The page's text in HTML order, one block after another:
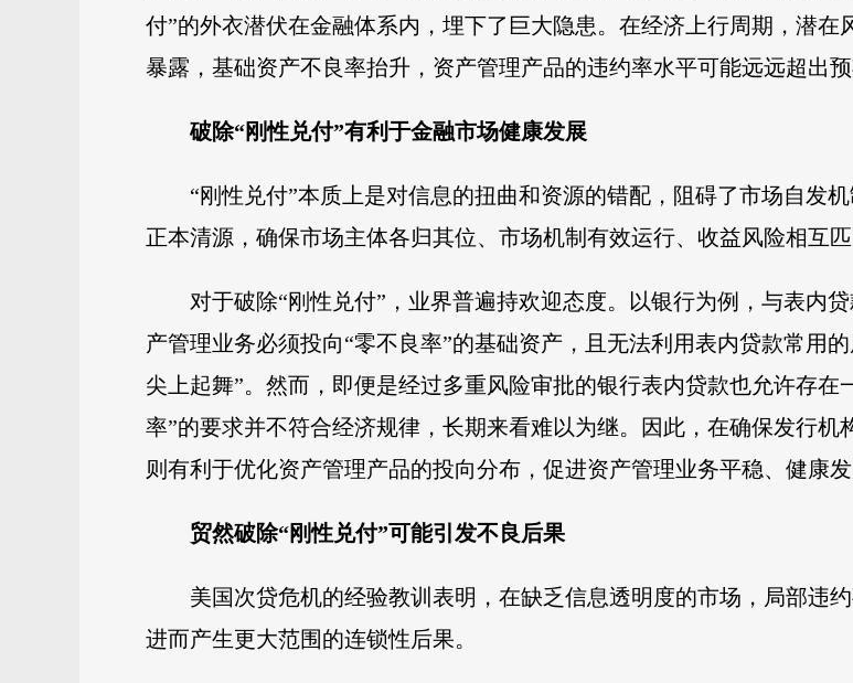
付”的外衣潜伏在金融体系内，埋下了巨大隐患。在经济上行周期，潜
暴露，基础资产不良率抬升，资产管理产品的违约率水平可能远远超出
破除“刚性兑付”有利于金融市场健康发展
“刚性兑付”本质上是对信息的扭曲和资源的错配，阻碍了市场自发
正本清源，确保市场主体各归其位、市场机制有效运行、收益风险相互
对于破除“刚性兑付”，业界普遍持欢迎态度。以银行为例，与表内
产管理业务必须投向“零不良率”的基础资产，且无法利用表内贷款常用
尖上起舞”。然而，即便是经过多重风险审批的银行表内贷款也允许存
率”的要求并不符合经济规律，长期来看难以为继。因此，在确保发行
则有利于优化资产管理产品的投向分布，促进资产管理业务平稳、健康发
贸然破除“刚性兑付”可能引发不良后果
美国次贷危机的经验教训表明，在缺乏信息透明度的市场，局部违
进而产生更大范围的连锁性后果。